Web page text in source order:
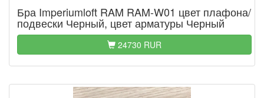
Бра Imperiumloft RAM RAM-W01 цвет плафона/
подвески Черный, цвет арматуры Черный
24730 RUR